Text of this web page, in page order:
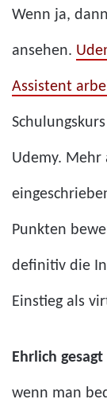
Wenn ja,
ansehen.
Assistent
Udemy. Mehr
Punkten
definitiv die
Einstieg als
Ehrlich
wenn man